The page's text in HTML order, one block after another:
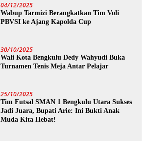
04/12/2025
Wabup Tarmizi Berangkatkan Tim Voli
PBVSI ke Ajang Kapolda Cup
30/10/2025
Wali Kota Bengkulu Dedy Wahyudi Buka
Turnamen Tenis Meja Antar Pelajar
25/10/2025
Tim Futsal SMAN 1 Bengkulu Utara Sukses
Jadi Juara, Bupati Arie: Ini Bukti Anak
Muda Kita Hebat!